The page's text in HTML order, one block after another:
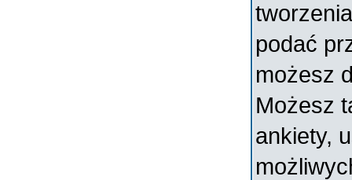
podać
możesz
Możesz
ankiety,